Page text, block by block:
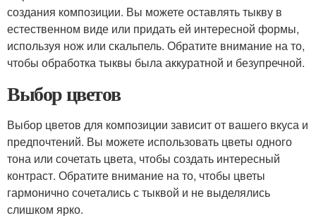
создания композиции. Вы можете оставлять тыкву в
естественном виде или придать ей интересной формы,
используя нож или скальпель. Обратите внимание на то,
чтобы обработка тыквы была аккуратной и безупречной.
Выбор цветов
Выбор цветов для композиции зависит от вашего вкуса и
предпочтений. Вы можете использовать цветы одного
тона или сочетать цвета, чтобы создать интересный
контраст. Обратите внимание на то, чтобы цветы
гармонично сочетались с тыквой и не выделялись
слишком ярко.